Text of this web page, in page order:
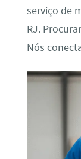
serviço de
RJ.
Nós